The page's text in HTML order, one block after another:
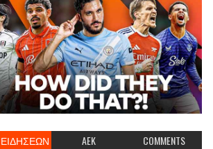
AEK COMMENTS